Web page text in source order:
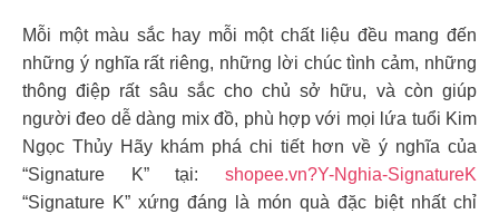
Mỗi một màu sắc hay mỗi một chất liệu đều mang đến
những ý nghĩa rất riêng, những lời chúc tình cảm, những
thông điệp rất sâu sắc cho chủ sở hữu, và còn giúp
người đeo dễ dàng mix đồ, phù hợp với mọi lứa tuổi Kim
Ngọc Thủy Hãy khám phá chi tiết hơn về ý nghĩa của
“Signature K” tại: shopee.vn?Y-Nghia-SignatureK
“Signature K” xứng đáng là món quà đặc biệt nhất chỉ